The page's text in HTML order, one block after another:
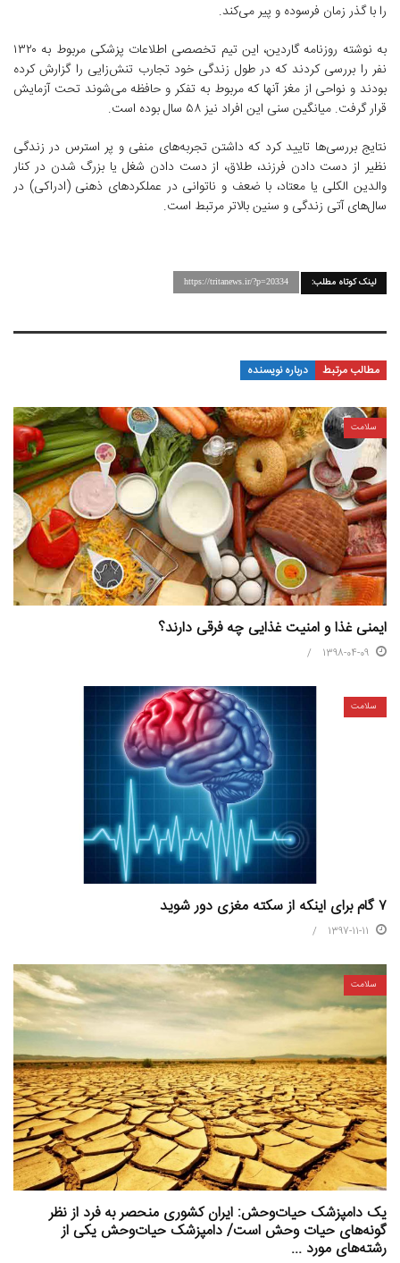
را با گذر زمان فرسوده و پیر می‌کند.
به نوشته روزنامه گاردین، این تیم تخصصی اطلاعات پزشکی مربوط به ۱۳۲۰
نفر را بررسی کردند که در طول زندگی خود تجارب تنش‌زایی را گزارش کرده
بودند و نواحی از مغز آنها که مربوط به تفکر و حافظه می‌شوند تحت آزمایش
قرار گرفت. میانگین سنی این افراد نیز ۵۸ سال بوده است.
نتایج بررسی‌ها تایید کرد که داشتن تجربه‌های منفی و پر استرس در زندگی
نظیر از دست دادن فرزند، طلاق، از دست دادن شغل یا بزرگ شدن در کنار
والدین الکلی یا معتاد، با ضعف و ناتوانی در عملکردهای ذهنی (ادراکی) در
سال‌های آتی زندگی و سنین بالاتر مرتبط است.
لینک کوتاه مطلب: https://tritanews.ir/?p=20334
مطالب مرتبط درباره نویسنده
سلامت
ایمنی غذا و امنیت غذایی چه فرقی دارند؟
1398-04-09
سلامت
۷ گام برای اینکه از سکته مغزی دور شوید
1397-11-11
سلامت
یک دامپزشک حیات‌وحش: ایران کشوری منحصر به فرد از نظر
گونه‌های حیات وحش است/ دامپزشک حیات‌وحش یکی از
رشته‌های مورد ...